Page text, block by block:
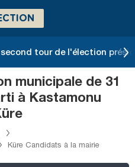
second tour de l'élection
municipale de 31
à Kastamonu
Küre Candidats à la mairie